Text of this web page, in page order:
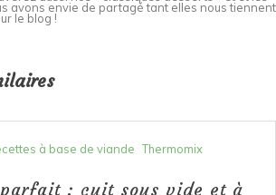
avons envie de partagé tant elles nous tiennent
le blog !
à base de viande Thermomix
: cuit sous vide et à